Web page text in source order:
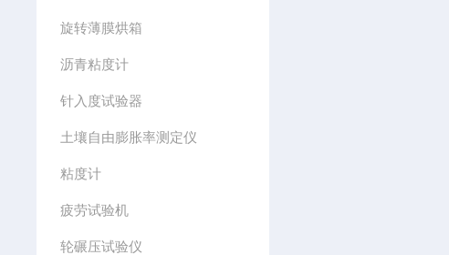
旋转薄膜烘箱
沥青粘度计
针入度试验器
土壤自由膨胀率测定仪
粘度计
疲劳试验机
轮碾压试验仪